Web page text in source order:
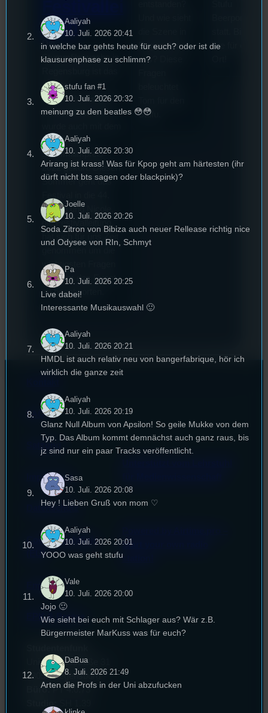
terin
Die
Stummfilmwoche in
älteste
Stummfilmfestivals
Deutschland und
deutschen
Stummfilmpreis
2022 gekürt. Diesen
Sommer geht das
Runde und Nicole,
die Festivalleitung,
wichtigsten Fragen
rund um das Event
zu beantworten.
Regensburg
aus? Diese
Stufu.
live für euch
FAQ
Satzung
Impressum
Datenschutz
Cookie-Richtlinie
(EU)
Empfang
EPK & Presse
Start your own radio
station!
Universitätsstraße 31
93053 Regensburg
Büro:PT 4.0.73
Aaliyah
10. Juli. 2026 20:41
in welche bar gehts heute für euch? oder ist die
klausurenphase zu schlimm?
stufu fan #1
10. Juli. 2026 20:32
meinung zu den beatles 😳😳
Aaliyah
10. Juli. 2026 20:30
Arirang ist krass! Was für Kpop geht am härtesten (ihr
dürft nicht bts sagen oder blackpink)?
Joelle
10. Juli. 2026 20:26
Soda Zitron von Bibiza auch neuer Rellease richtig nice
und Odysee von RIn, Schmyt
Pa
10. Juli. 2026 20:25
Live dabei!
Interessante Musikauswahl 🙂
Aaliyah
10. Juli. 2026 20:21
HMDL ist auch relativ neu von bangerfabrique, hör ich
wirklich die ganze zeit
Aaliyah
10. Juli. 2026 20:19
Glanz Null Album von Apsilon! So geile Mukke von dem
Typ. Das Album kommt demnächst auch ganz raus, bis
jz sind nur ein paar Tracks veröffentlicht.
Sasa
10. Juli. 2026 20:08
Hey ! Lieben Gruß von mom ♡
Aaliyah
10. Juli. 2026 20:01
YOOO was geht stufu
Vale
10. Juli. 2026 20:00
Jojo 🙂
Wie sieht bei euch mit Schlager aus? Wär z.B.
Bürgermeister MarKuss was für euch?
DaBua
8. Juli. 2026 21:49
Arten die Profs in der Uni abzufucken